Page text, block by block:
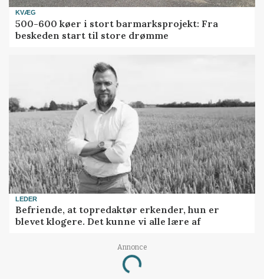
KVÆG
500-600 køer i stort barmarksprojekt: Fra
beskeden start til store drømme
LEDER
Befriende, at topredaktør erkender, hun er
blevet klogere. Det kunne vi alle lære af
Annonce
Loading...